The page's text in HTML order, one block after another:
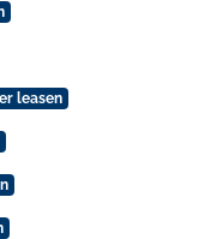
leasen